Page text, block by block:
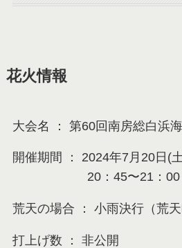
花火情報
大会名 ： 第60回南房総白浜
開催期間 ： 2024年7月20日(
20：45〜21：00（
荒天の場合 ： 小雨決行（荒天
打上げ数 ： 非公開